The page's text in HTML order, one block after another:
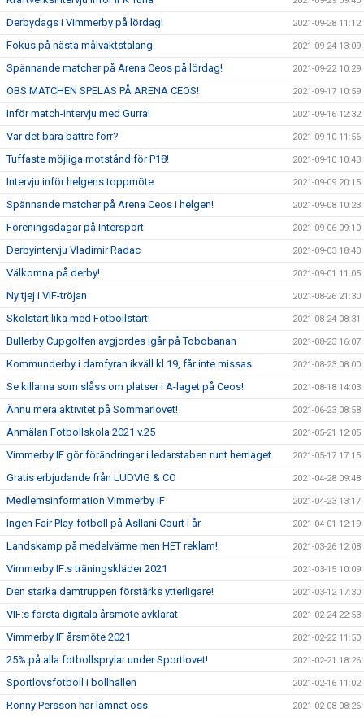
Derbydags i Vimmerby på lördag! 2021-09-28 11:12
Fokus på nästa målvaktstalang 2021-09-24 13:09
Spännande matcher på Arena Ceos på lördag! 2021-09-22 10:29
OBS MATCHEN SPELAS PÅ ARENA CEOS! 2021-09-17 10:59
Inför match-intervju med Gurra! 2021-09-16 12:32
Var det bara bättre förr? 2021-09-10 11:56
Tuffaste möjliga motstånd för P18! 2021-09-10 10:43
Intervju inför helgens toppmöte 2021-09-09 20:15
Spännande matcher på Arena Ceos i helgen! 2021-09-08 10:23
Föreningsdagar på Intersport 2021-09-06 09:10
Derbyintervju Vladimir Radac 2021-09-03 18:40
Välkomna på derby! 2021-09-01 11:05
Ny tjej i VIF-tröjan 2021-08-26 21:30
Skolstart lika med Fotbollstart! 2021-08-24 08:31
Bullerby Cupgolfen avgjordes igår på Tobobanan 2021-08-23 16:07
Kommunderby i damfyran ikväll kl 19, får inte missas 2021-08-23 08:00
Se killarna som slåss om platser i A-laget på Ceos! 2021-08-18 14:03
Ännu mera aktivitet på Sommarlovet! 2021-06-23 08:58
Anmälan Fotbollskola 2021 v.25 2021-05-21 12:05
Vimmerby IF gör förändringar i ledarstaben runt herrlaget 2021-05-17 17:15
Gratis erbjudande från LUDVIG & CO 2021-04-28 09:48
Medlemsinformation Vimmerby IF 2021-04-23 13:17
Ingen Fair Play-fotboll på Asllani Court i år 2021-04-01 12:19
Landskamp på medelvärme men HET reklam! 2021-03-26 12:08
Vimmerby IF:s träningskläder 2021 2021-03-15 10:09
Den starka damtruppen förstärks ytterligare! 2021-03-12 17:30
VIF:s första digitala årsmöte avklarat 2021-02-24 22:53
Vimmerby IF årsmöte 2021 2021-02-22 11:50
25% på alla fotbollsprylar under Sportlovet! 2021-02-21 18:26
Sportlovsfotboll i bollhallen 2021-02-16 11:02
Ronny Persson har lämnat oss 2021-02-08 08:26